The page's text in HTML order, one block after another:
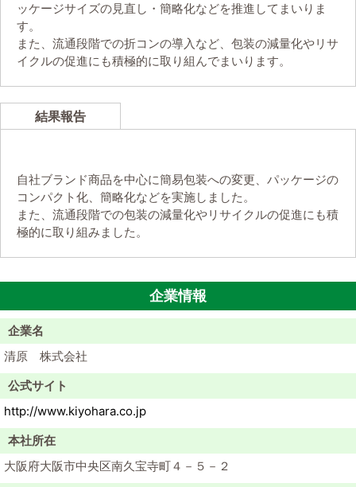
ッケージサイズの見直し・簡略化などを推進してまいりま
す。
また、流通段階での折コンの導入など、包装の減量化やリサ
イクルの促進にも積極的に取り組んでまいります。
結果報告
自社ブランド商品を中心に簡易包装への変更、パッケージの
コンパクト化、簡略化などを実施しました。
また、流通段階での包装の減量化やリサイクルの促進にも積
極的に取り組みました。
企業情報
企業名
清原 株式会社
公式サイト
http://www.kiyohara.co.jp
本社所在
大阪府大阪市中央区南久宝寺町４－５－２